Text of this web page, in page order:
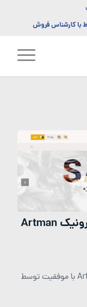
با کارشناس فروش
راه اندازی سامانه تجارت الکترونیک Artman
سامانه تجارت الکترونیک Artman Clothes با موفقیت توسط